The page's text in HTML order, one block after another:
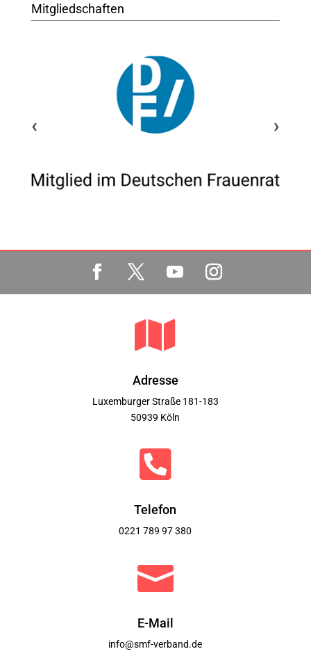
Mitgliedschaften
‹ ›

Adresse
Luxemburger Straße 181-183
50939 Köln

Telefon
0221 789 97 380

E-Mail
info@smf-verband.de